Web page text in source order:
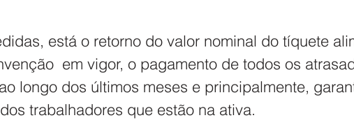
está o retorno do valor nominal do tíquete
em vigor, o pagamento de todos os
longo dos últimos meses e principalmente,
trabalhadores que estão na ativa.